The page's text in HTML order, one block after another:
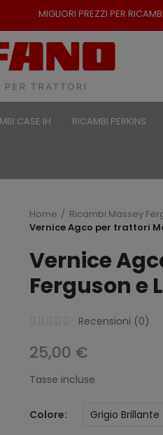
PREZZI PER RICAMBI PER
CASE IH RICAMBI PERKINS
Home Ricambi Massey
Vernice Agco per trattori
Vernice
Ferguson e
Recensioni (0)
25,00 €
Tasse incluse
Colore